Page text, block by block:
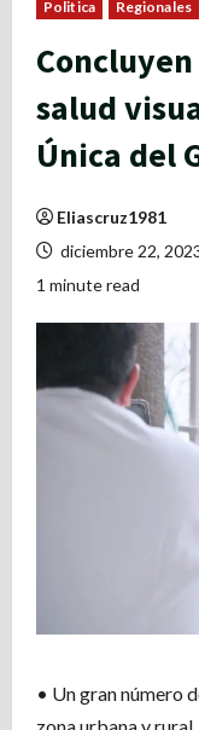
Politica Regionales
salud
Única del
Eliascruz1981
diciembre 22,
1 minute read
• Un gran número